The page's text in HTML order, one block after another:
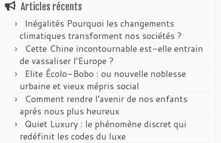
Articles récents
Inégalités Pourquoi les changements
climatiques transforment nos sociétés ?
Cette Chine incontournable est-elle entrain
de vassaliser l’Europe ?
Elite Écolo-Bobo : ou nouvelle noblesse
urbaine et vieux mépris social
Comment rendre l’avenir de nos enfants
après nous plus heureux
Quiet Luxury : le phénomène discret qui
redéfinit les codes du luxe